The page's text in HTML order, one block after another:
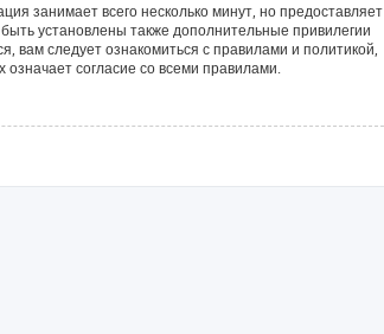
занимает всего несколько минут, но предоставляет
установлены также дополнительные привилегии
вам следует ознакомиться с правилами и политикой,
согласие со всеми правилами.